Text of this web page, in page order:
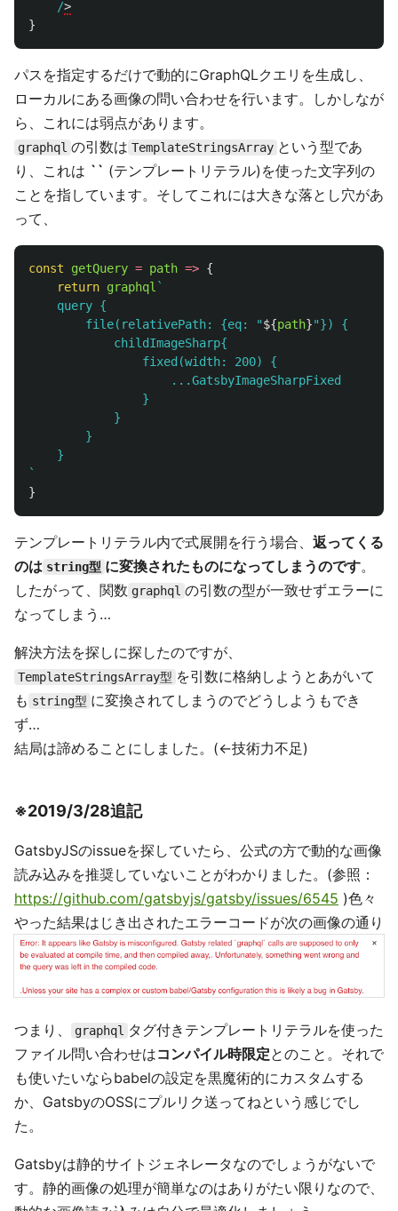
/
}
パスを指定するだけで動的にGraphQLクエリを生成し、
ローカルにある画像の問い合わせを行います。しかしなが
ら、これには弱点があります。
graphql の引数は TemplateStringsArray という型であ
り、これは `` (テンプレートリテラル)を使った文字列の
ことを指しています。そしてこれには大きな落とし穴があ
って、
const getQuery = path => {
return graphql `
    query {
        file(relativePath: {eq: "
${path}"}) {
            childImageSharp{
                fixed(width: 200) {
                    ...GatsbyImageSharpFixed
                }
            }
        }
    }
`
}
テンプレートリテラル内で式展開を行う場合、 返ってくる
のは string型 に変換されたものになってしまうのです。
したがって、関数 graphql の引数の型が一致せずエラーに
なってしまう…
解決方法を探しに探したのですが、
TemplateStringsArray型 を引数に格納しようとあがいて
も string型 に変換されてしまうのでどうしようもでき
ず…
結局は諦めることにしました。(←技術力不足)
※2019/3/28追記
GatsbyJSのissueを探していたら、公式の方で動的な画像
読み込みを推奨していないことがわかりました。(参照：
https://github.com/gatsbyjs/gatsby/issues/6545 )色々
やった結果はじき出されたエラーコードが次の画像の通り
つまり、 graphql タグ付きテンプレートリテラルを使った
ファイル問い合わせはコンパイル時限定とのこと。それで
も使いたいならbabelの設定を黒魔術的にカスタムする
か、GatsbyのOSSにプルリク送ってねという感じでし
た。
Gatsbyは静的サイトジェネレータなのでしょうがないで
す。静的画像の処理が簡単なのはありがたい限りなので、